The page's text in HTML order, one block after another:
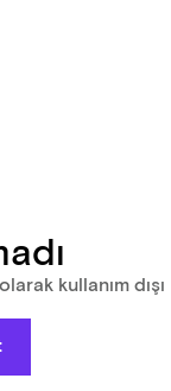
kullanım dışı